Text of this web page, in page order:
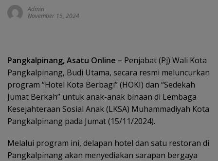
Admin
November 15, 2024
Pangkalpinang, Asatu Online – Penjabat (Pj) Wali Kota
Pangkalpinang, Budi Utama, secara resmi meluncurkan
program “Hotel Kota Berbagi” (HOKI) dan “Sedekah
Jumat Berkah” untuk anak-anak binaan di Lembaga
Kesejahteraan Sosial Anak (LKSA) Muhammadiyah Kota
Pangkalpinang pada Jumat (15/11/2024).
Melalui program ini, delapan hotel dan satu restoran di
Pangkalpinang akan menyediakan sarapan bergaya